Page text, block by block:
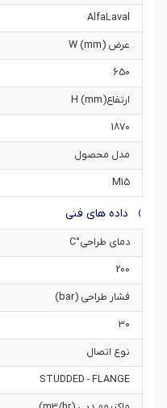
AlfaLaval
عرض W (mm)
650
ارتفاعH (mm)
1870
مدل محصول
M15
داده های فنی
دمای طراحی°C
200
فشار طراحی (bar)
30
نوع اتصال
STUDDED - FLANGE